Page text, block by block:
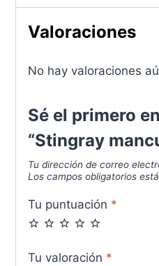
Valoraciones
No hay valoraciones
Sé el primero
“Stingray
Tu dirección de correo
Los campos obligatorios
Tu puntuación *
Tu valoración *